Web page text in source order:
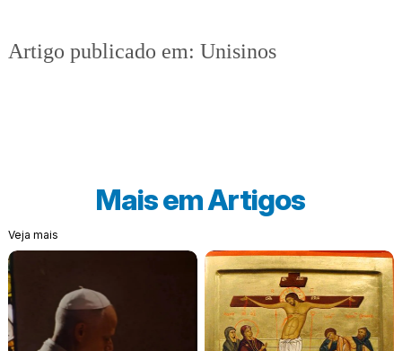
Artigo publicado em: Unisinos
Mais emArtigos
Veja mais